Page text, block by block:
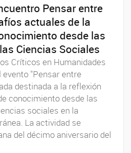
Pensar entre
actuales de la
desde las
Ciencias Sociales
Críticos en Humanidades
evento "Pensar entre
destinada a la reflexión
conocimiento desde las
sociales en la
La actividad se
del décimo aniversario del